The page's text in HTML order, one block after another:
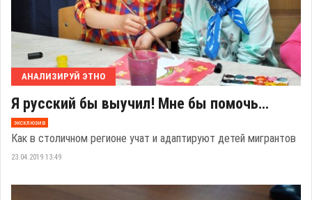
АНАЛИЗИРУЙ ЭТНО
Я русский бы выучил! Мне бы помочь…
эксклюзив
Как в столичном регионе учат и адаптируют детей мигрантов
23.04.2019 13:49